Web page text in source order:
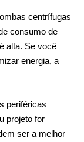
centrífugas
consumo de
alta. Se você
energia, a
periféricas
projeto for
ser a melhor